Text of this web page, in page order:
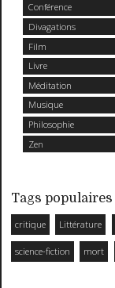
Conférence
Divagations
Film
Livre
Méditation
Musique
Philosophie
Zen
Tags populaires
critique Littérature
science-fiction mort